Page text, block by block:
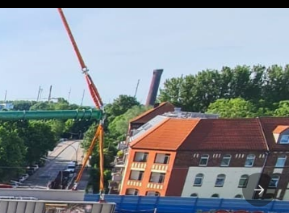
| CHOIX,